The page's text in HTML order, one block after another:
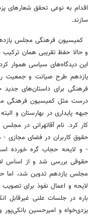
اقدام به نوعی تحقق شعارهای
سازند.
کمیسیون فرهنگی مجلس
و حالا حفظ تقریبی همان ترکیب
این دیدگاه‌های سیاسی هموار
یازدهم طرح صیانت و جمعیت
فرهنگی برای داستان‌های
درست مثل کمیسیون فرهنگی
جبهه پایداری در بهارستان و
کار کرد. نام آقاتهرانی در
حقوق کاربران در فضای مجازی
- و لایحه حجاب گره خورده
حقوقی بررسی شد و از اساس
مجلس یازدهم تدوین شد، اما
لایحه و اعمال نفوذ برای
باره در جلسات علنی غیرقابل
یزدی‌خواه و امیرحسین